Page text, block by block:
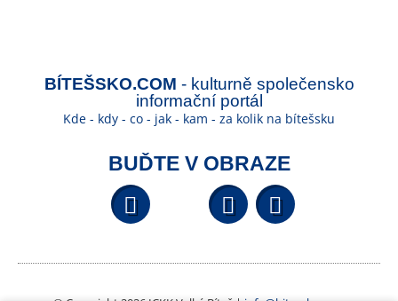
BÍTEŠSKO.COM - kulturně společensko
informační portál
Kde - kdy - co - jak - kam - za kolik na bítešsku
BUĎTE V OBRAZE
Facebook YouTube